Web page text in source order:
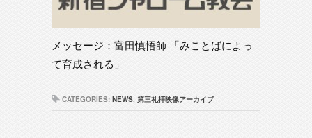
メッセージ：富田慎悟師 「みことばによっ
て育成される」
CATEGORIES: NEWS, 第三礼拝映像アーカイブ